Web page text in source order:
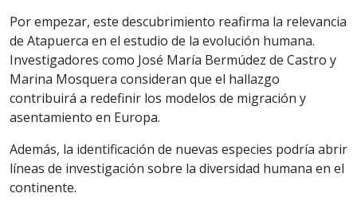
Por empezar, este descubrimiento reafirma la relevancia
de Atapuerca en el estudio de la evolución humana.
Investigadores como José María Bermúdez de Castro y
Marina Mosquera consideran que el hallazgo
contribuirá a redefinir los modelos de migración y
asentamiento en Europa.
Además, la identificación de nuevas especies podría abrir
líneas de investigación sobre la diversidad humana en el
continente.